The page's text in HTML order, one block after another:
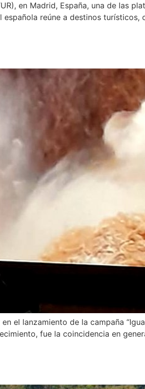
en Madrid, España, una de las
reúne a destinos turísticos,
el lanzamiento de la campaña
fue la coincidencia en